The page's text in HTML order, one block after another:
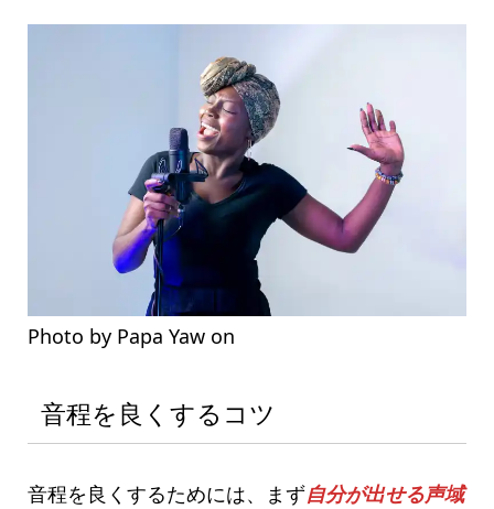
Photo by Papa Yaw on
音程を良くするコツ
音程を良くするためには、まず自分が出せる声域